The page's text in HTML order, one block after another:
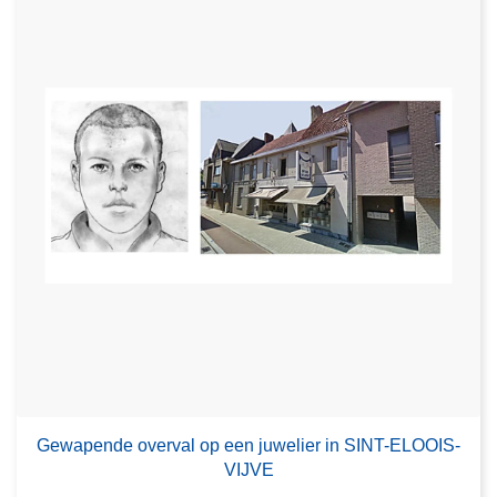
Gewapende overval op een juwelier in SINT-ELOOIS-
VIJVE